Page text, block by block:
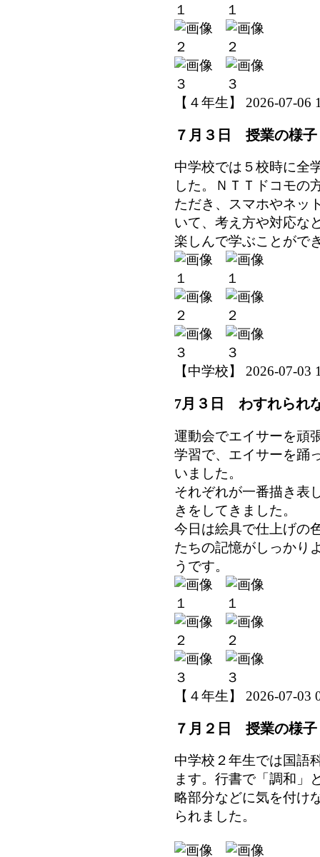
【４年生】 2026-07-06
７月３日 授業の様子
中学校では５校時に全
した。ＮＴＴドコモの
ただき、スマホやネッ
いて、考え方や対応な
楽しんで学ぶことがで
【中学校】 2026-07-03
7月３日 わすれられ
運動会でエイサーを頑
学習で、エイサーを踊
いました。
それぞれが一番描き表
きをしてきました。
今日は絵具で仕上げの
たちの記憶がしっかり
うです。
【４年生】 2026-07-03
７月２日 授業の様子
中学校２年生では国語
ます。行書で「調和」
略部分などに気を付け
られました。